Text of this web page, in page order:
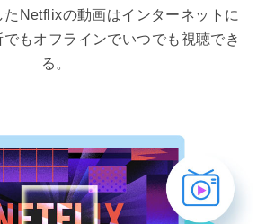
Netflixの動画はインターネットに
もオフラインでいつでも視聴でき
る。